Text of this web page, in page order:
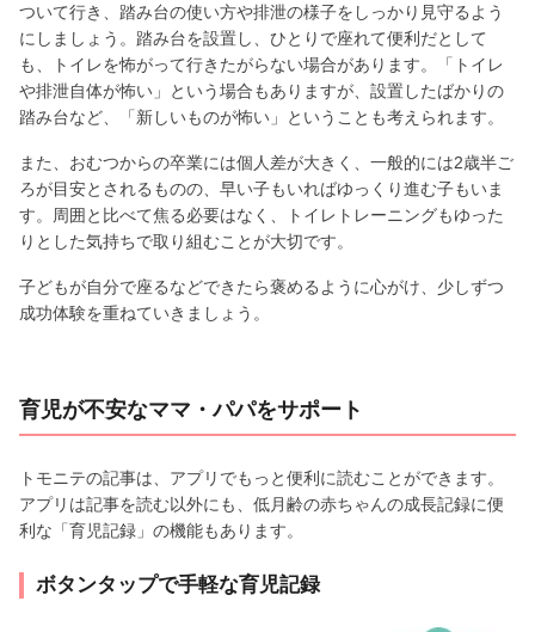
ついて行き、踏み台の使い方や排泄の様子をしっかり見守るよう
にしましょう。踏み台を設置し、ひとりで座れて便利だとして
も、トイレを怖がって行きたがらない場合があります。「トイレ
や排泄自体が怖い」という場合もありますが、設置したばかりの
踏み台など、「新しいものが怖い」ということも考えられます。
また、おむつからの卒業には個人差が大きく、一般的には2歳半ご
ろが目安とされるものの、早い子もいればゆっくり進む子もいま
す。周囲と比べて焦る必要はなく、トイレトレーニングもゆった
りとした気持ちで取り組むことが大切です。
子どもが自分で座るなどできたら褒めるように心がけ、少しずつ
成功体験を重ねていきましょう。
育児が不安なママ・パパをサポート
トモニテの記事は、アプリでもっと便利に読むことができます。
アプリは記事を読む以外にも、低月齢の赤ちゃんの成長記録に便
利な「育児記録」の機能もあります。
ボタンタップで手軽な育児記録